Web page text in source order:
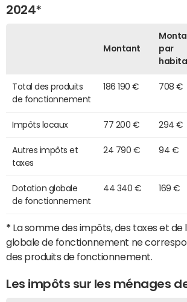
2024*
Montant
par
Total des produits
de fonctionnement
186 190 € 708 €
Impôts locaux 77 200 € 294 €
Autres impôts et
taxes
24 790 € 94 €
Dotation globale
de fonctionnement
44 340 € 169 €
* La somme des impôts, des taxes et de
globale de fonctionnement ne
des produits de fonctionnement.
Les impôts sur les ménages